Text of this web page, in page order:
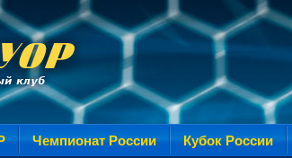
Чемпионат России Кубок России